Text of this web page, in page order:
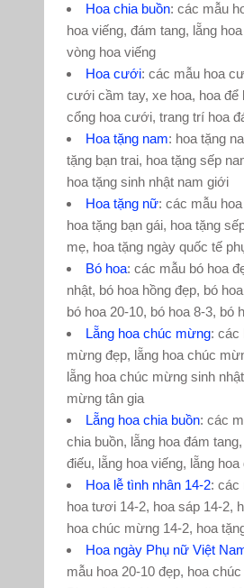
Hoa chia buồn: các mẫu
hoa viếng, đám tang, lẵng
vòng hoa viếng
Hoa cưới: các mẫu hoa
cưới cầm tay, xe hoa, hoa để
cổng hoa cưới, trang trí hoa
Hoa tặng nam: hoa tặng
tặng bạn trai, hoa tặng sếp
hoa tặng sinh nhật nam giới
Hoa tặng nữ: các mẫu
hoa tặng bạn gái, hoa tặng
mẹ, hoa tặng ngày quốc tế
Bó hoa: các mẫu bó hoa
nhật, bó hoa hồng đẹp, bó
bó hoa 20-10, bó hoa 8-3, bó
Lẵng hoa chúc mừng: các
mừng đẹp, lẵng hoa chúc
lẵng hoa chúc mừng sinh
mừng tân gia
Lẵng hoa chia buồn: các
chia buồn, lẵng hoa đám
điếu, lẵng hoa viếng, lẵng
Hoa lễ tình nhân 14-2: các
hoa tươi 14-2, hoa sáp 14-2,
hoa chúc mừng 14-2, hoa
Hoa ngày Phụ nữ Việt
mẫu hoa 20-10 đẹp, hoa